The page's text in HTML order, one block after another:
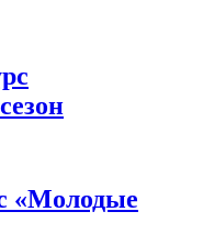
«Молодые